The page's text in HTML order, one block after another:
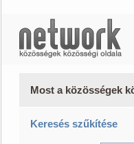
Most a közösségek
Keresés szűkítése